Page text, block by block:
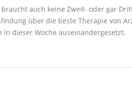
auch keine Zweit- oder gar
über die beste Therapie von
dieser Woche auseinandergesetzt.